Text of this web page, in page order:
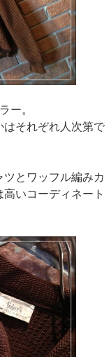
ー。
はそれぞれ人次第で
とワッフル編みカ
いコーディネート